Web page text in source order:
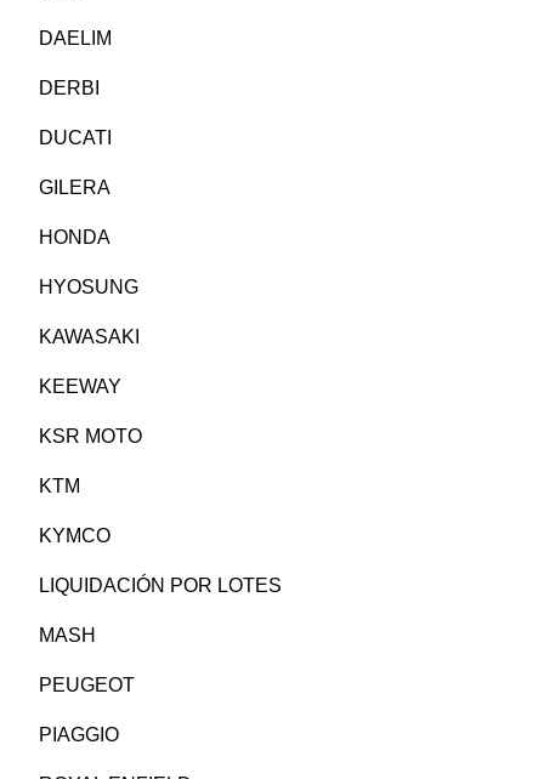
DAELIM
DERBI
DUCATI
GILERA
HONDA
HYOSUNG
KAWASAKI
KEEWAY
KSR MOTO
KTM
KYMCO
LIQUIDACIÓN POR LOTES
MASH
PEUGEOT
PIAGGIO